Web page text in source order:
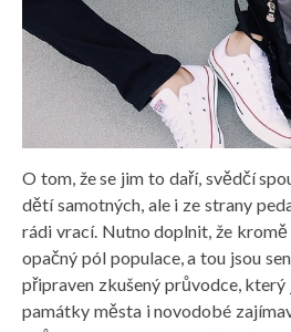
O tom, že se jim to daří, svědčí
dětí samotných, ale i ze strany
rádi vrací. Nutno doplnit, že
opačný pól populace, a tou jsou
připraven zkušený průvodce,
památky města i novodobé